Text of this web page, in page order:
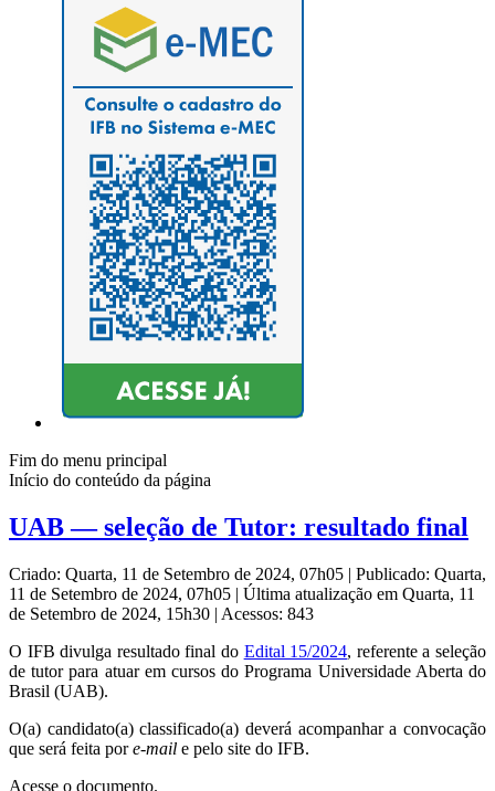
Fim do menu principal
Início do conteúdo da página
UAB — seleção de Tutor: resultado final
Criado: Quarta, 11 de Setembro de 2024, 07h05 | Publicado: Quarta,
11 de Setembro de 2024, 07h05 | Última atualização em Quarta, 11
de Setembro de 2024, 15h30 | Acessos: 843
O IFB divulga resultado final do Edital 15/2024, referente a seleção
de tutor para atuar em cursos do Programa Universidade Aberta do
Brasil (UAB).
O(a) candidato(a) classificado(a) deverá acompanhar a convocação
que será feita pore-mail e pelo site do IFB.
Acesse o documento.